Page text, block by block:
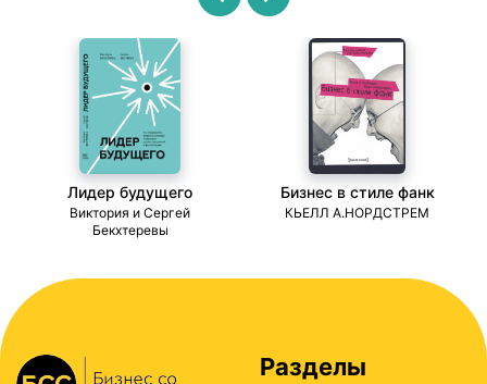
Лидер будущего
Виктория и Сергей
Бекхтеревы
Бизнес в стиле фанк
КЬЕЛЛ А.НОРДСТРЕМ
Разделы